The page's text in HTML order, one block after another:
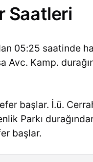
Saatleri
05:25 saatinde
Kamp.
başlar. İ.ü.
Parkı
başlar.